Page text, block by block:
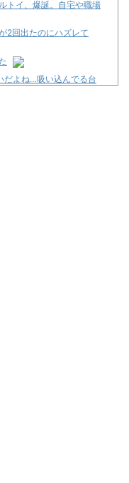
トイ、爆誕。自宅や職場
2回出たのにハズレて
だよね…吸い込んでる台